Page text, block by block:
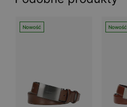
Nowość Nowość